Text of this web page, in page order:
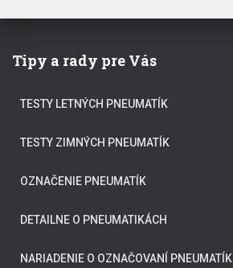
Tipy a rady pre Vás
TESTY LETNÝCH PNEUMATÍK
TESTY ZIMNÝCH PNEUMATÍK
OZNAČENIE PNEUMATÍK
DETAILNE O PNEUMATIKÁCH
NARIADENIE O OZNAČOVANÍ PNEUMATÍK